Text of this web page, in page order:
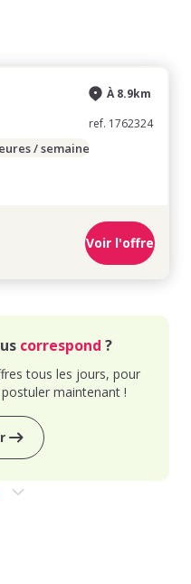
À 8.9km
ref. 1762324
/ semaine
Voir l'offre
correspond ?
tous les jours, pour
maintenant !